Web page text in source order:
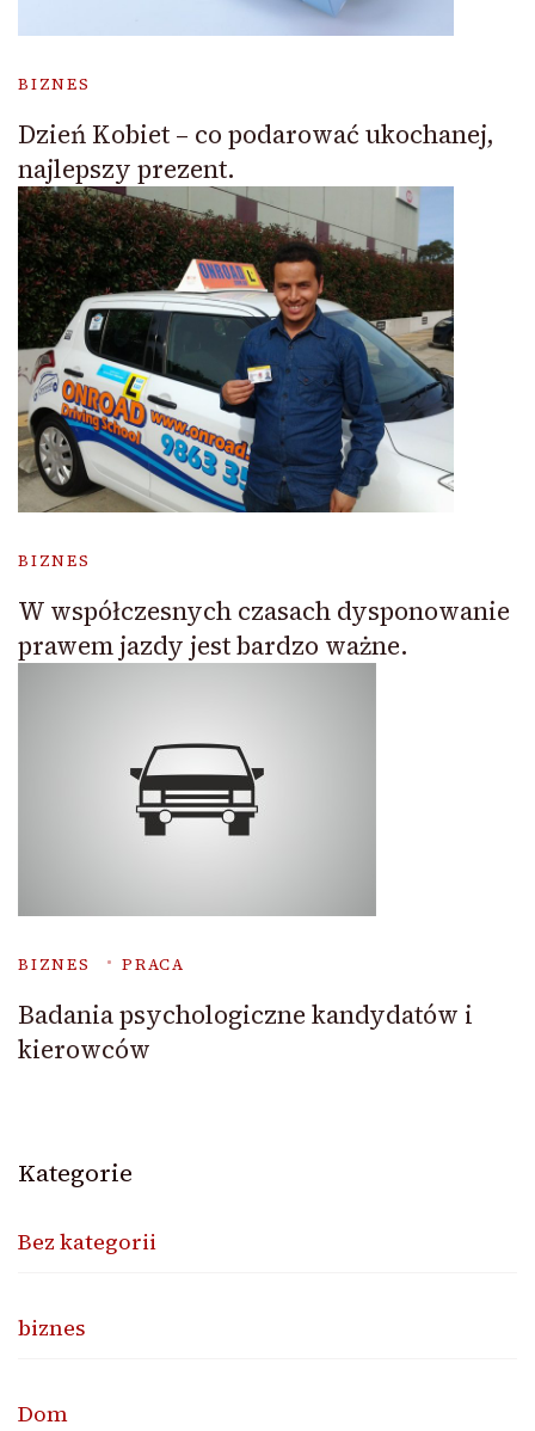
BIZNES
Dzień Kobiet – co podarować ukochanej,
najlepszy prezent.
BIZNES
W współczesnych czasach dysponowanie
prawem jazdy jest bardzo ważne.
BIZNES PRACA
Badania psychologiczne kandydatów i
kierowców
Kategorie
Bez kategorii
biznes
Dom